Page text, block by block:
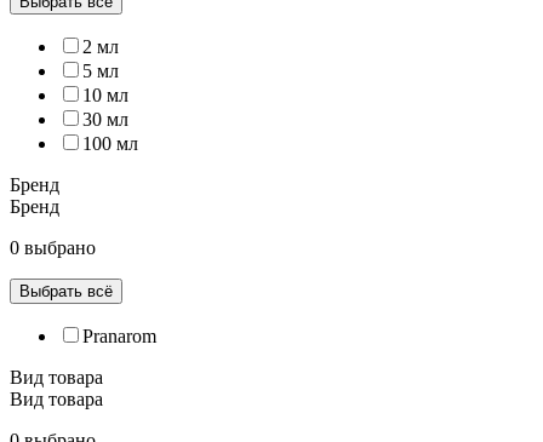
2 мл
5 мл
10 мл
30 мл
100 мл
Бренд
Бренд
0 выбрано
Выбрать всё
Pranarom
Вид товара
Вид товара